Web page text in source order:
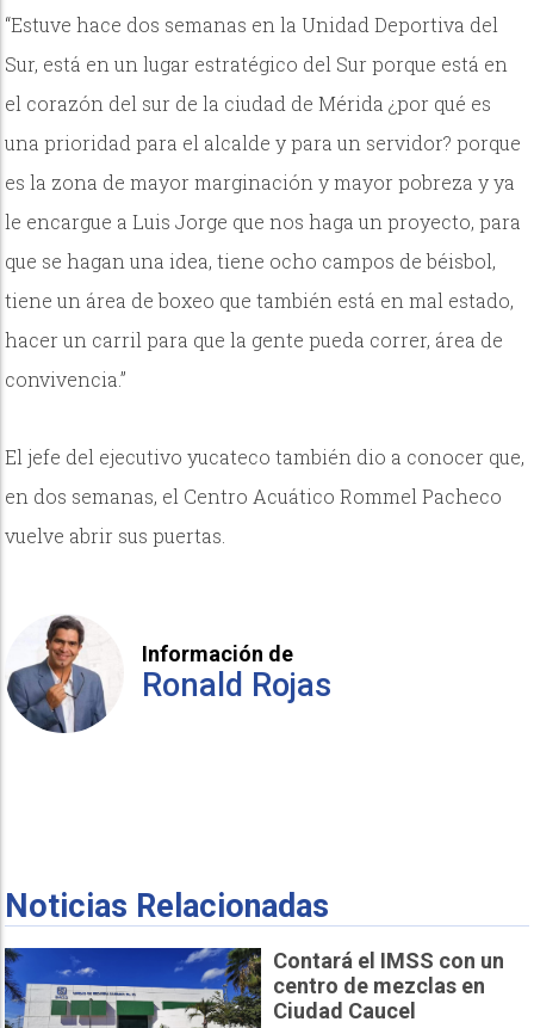
“Estuve hace dos semanas en la Unidad Deportiva del
Sur, está en un lugar estratégico del Sur porque está en
el corazón del sur de la ciudad de Mérida ¿por qué es
una prioridad para el alcalde y para un servidor? porque
es la zona de mayor marginación y mayor pobreza y ya
le encargue a Luis Jorge que nos haga un proyecto, para
que se hagan una idea, tiene ocho campos de béisbol,
tiene un área de boxeo que también está en mal estado,
hacer un carril para que la gente pueda correr, área de
convivencia.”
El jefe del ejecutivo yucateco también dio a conocer que,
en dos semanas, el Centro Acuático Rommel Pacheco
vuelve abrir sus puertas.
Información de
Ronald Rojas
Noticias Relacionadas
Contará el IMSS con un
centro de mezclas en
Ciudad Caucel